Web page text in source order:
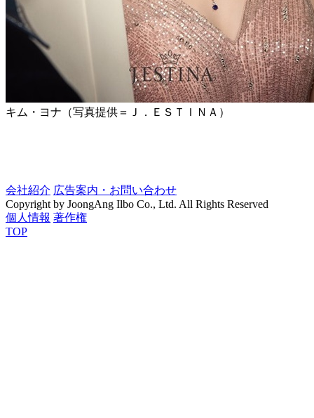
キム・ヨナ（写真提供＝Ｊ．ＥＳＴＩＮＡ）
会社紹介 広告案内・お問い合わせ
Copyright by JoongAng Ilbo Co., Ltd. All Rights Reserved
個人情報 著作権
TOP